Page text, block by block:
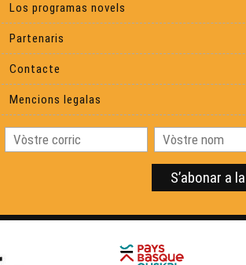
Los 30 ans de la calandreta de Lescar - Reportatge
L'ABC del Saber - Reportatge
La brasseria de l'Arrec - Reportatge
Una convencion sus l’ensenhament de l’occitan ? -
Los programas novels
Partenaris
Contacte
Mencions legalas